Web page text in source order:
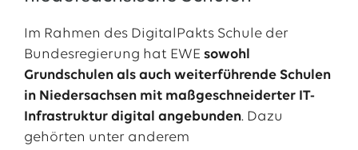
Im Rahmen des DigitalPakts Schule der
Bundesregierung hat EWE sowohl
Grundschulen als auch weiterführende Schulen
in Niedersachsen mit maßgeschneiderter IT-
Infrastruktur digital angebunden. Dazu
gehörten unter anderem